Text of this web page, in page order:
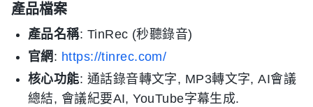
產品檔案
產品名稱: TinRec (秒聽錄音)
官網 : https://tinrec.com/
核心功能: 通話錄音轉文字, MP3轉文字, AI會議
總結, 會議紀要AI, YouTube字幕生成.